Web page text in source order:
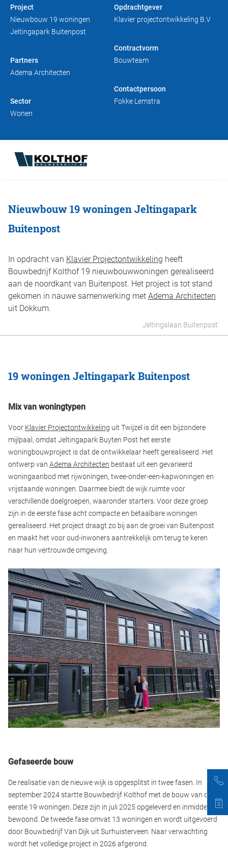
Duurzaam bouwen
Friso magazine
Project
Nieuwbouw 19 woningen
Jeltingapark Buitenpost
Partners
Adema Architecten
Sector
Wonen
Opdrachtgever
Klavier projectontwikkeling B.V
Contractvorm
Bouwteam
Contactpersoon
Fokke Lemstra
Nieuwbouw 19 woningen Jeltingapark
Buitenpost
In opdracht van Klavier Projectontwikkeling heeft
Bouwbedrijf Kolthof 19 nieuwbouwwoningen gerealiseerd
aan de noordkant van Buitenpost. Het project is tot stand
gekomen in nauwe samenwerking met Adema Architecten
uit Dokkum.
Jeltingalaan Buitenpost
19 woningen Jeltingapark Buitenpost
Mix van woningtypen
Voor Klavier Projectontwikkeling uit Twijzel is dit een bijzondere
mijlpaal, omdat Jeltingapark Buyten Post het eerste
woningbouwproject is dat de ontwikkelaar heeft gerealiseerd. Het
ontwerp van Adema Architecten bestaat uit een gevarieerd
woningaanbod met rijwoningen, twee-onder-een-kapwoningen en
vrijstaande woningen. Daarmee biedt de wijk ruimte voor
verschillende doelgroepen, waaronder starters. Voor deze groep
zijn in de eerste fase acht compacte en betaalbare woningen
gerealiseerd. Het project draagt zo bij aan de groei van Buitenpost
en maakt het voor oud-inwoners aantrekkelijk om terug te keren
naar hun vertrouwde omgeving.
Gefaseerde bouw
De realisatie van de nieuwe wijk is opgesplitst in twee fasen. In
september 2024 startte Bouwbedrijf Kolthof met de bouw van de
eerste 19 woningen. Deze zijn in juli 2025 opgeleverd en inmiddels
bewoond. De tweede fase omvat 13 woningen en wordt uitgevoerd
door Bouwbedrijf Van Dijk uit Surhuisterveen. Naar verwachting
wordt het volledige project in 2026 afgerond.